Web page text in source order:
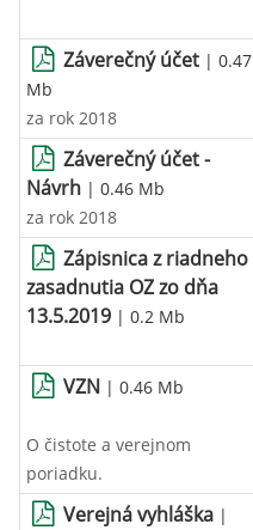
Záverečný účet | 0.47
Mb
za rok 2018
Záverečný účet -
Návrh | 0.46 Mb
za rok 2018
Zápisnica z riadneho
zasadnutia OZ zo dňa
13.5.2019 | 0.2 Mb
VZN | 0.46 Mb
O čistote a verejnom
poriadku.
Verejná vyhláška |